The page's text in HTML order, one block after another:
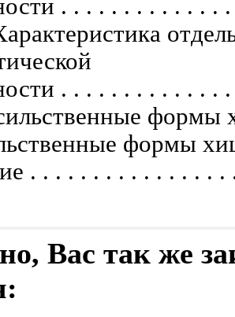
. . . . . . . . . . . . .
. . . . . . . . . . . . .
формы
формы
. . . . . . . . . . . . . . .
Вас так же